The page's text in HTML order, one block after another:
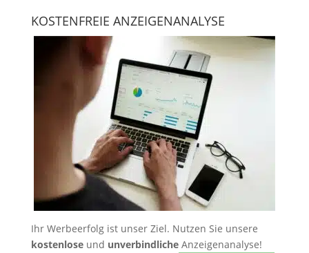
KOSTENFREIE ANZEIGENANALYSE
Ihr Werbeerfolg ist unser Ziel. Nutzen Sie unsere
kostenloseund unverbindlicheAnzeigenanalyse!